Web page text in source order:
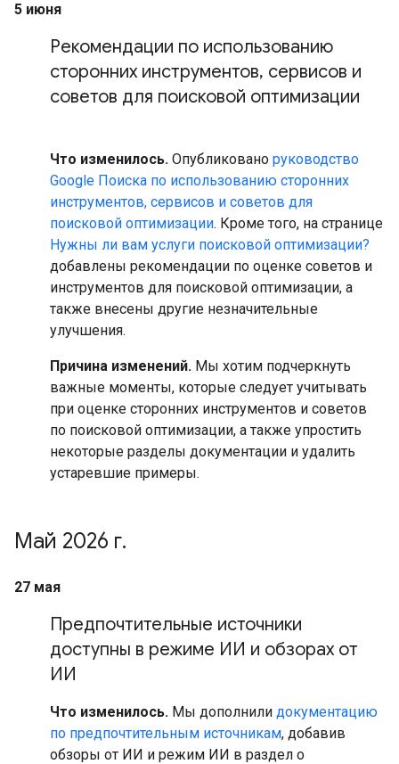
5 июня
Рекомендации по использованию
сторонних инструментов, сервисов и
советов для поисковой оптимизации
Что изменилось. Опубликовано руководство
Google Поиска по использованию сторонних
инструментов, сервисов и советов для
поисковой оптимизации. Кроме того, на странице
Нужны ли вам услуги поисковой оптимизации?
добавлены рекомендации по оценке советов и
инструментов для поисковой оптимизации, а
также внесены другие незначительные
улучшения.
Причина изменений. Мы хотим подчеркнуть
важные моменты, которые следует учитывать
при оценке сторонних инструментов и советов
по поисковой оптимизации, а также упростить
некоторые разделы документации и удалить
устаревшие примеры.
Май 2026 г.
27 мая
Предпочтительные источники
доступны в режиме ИИ и обзорах от
ИИ
Что изменилось. Мы дополнили документацию
по предпочтительным источникам, добавив
обзоры от ИИ и режим ИИ в раздел о